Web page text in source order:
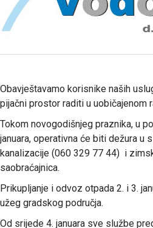
Obavještavamo korisnike naših
pijačni prostor raditi u uobičajenom
Tokom novogodišnjeg praznika, u
januara, operativna će biti dežura u
kanalizacije (060 329 77 44) i
saobraćajnica.
Prikupljanje i odvoz otpada 2. i 3.
užeg gradskog područja.
Od srijede 4. januara sve službe